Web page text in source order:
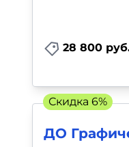
28 800
ДО
Скидка 6%